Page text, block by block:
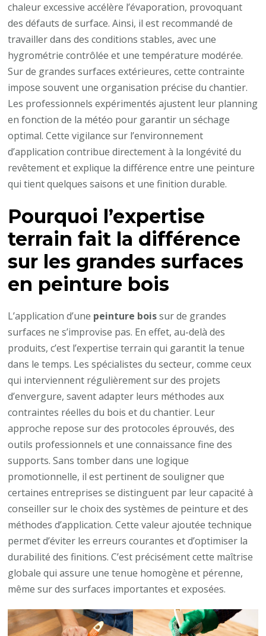
chaleur excessive accélère l’évaporation, provoquant
des défauts de surface. Ainsi, il est recommandé de
travailler dans des conditions stables, avec une
hygrométrie contrôlée et une température modérée.
Sur de grandes surfaces extérieures, cette contrainte
impose souvent une organisation précise du chantier.
Les professionnels expérimentés ajustent leur planning
en fonction de la météo pour garantir un séchage
optimal. Cette vigilance sur l’environnement
d’application contribue directement à la longévité du
revêtement et explique la différence entre une peinture
qui tient quelques saisons et une finition durable.
Pourquoi l’expertise
terrain fait la différence
sur les grandes surfaces
en peinture bois
L’application d’une peinture boissur de grandes
surfaces ne s’improvise pas. En effet, au-delà des
produits, c’est l’expertise terrain qui garantit la tenue
dans le temps. Les spécialistes du secteur, comme ceux
qui interviennent régulièrement sur des projets
d’envergure, savent adapter leurs méthodes aux
contraintes réelles du bois et du chantier. Leur
approche repose sur des protocoles éprouvés, des
outils professionnels et une connaissance fine des
supports. Sans tomber dans une logique
promotionnelle, il est pertinent de souligner que
certaines entreprises se distinguent par leur capacité à
conseiller sur le choix des systèmes de peinture et des
méthodes d’application. Cette valeur ajoutée technique
permet d’éviter les erreurs courantes et d’optimiser la
durabilité des finitions. C’est précisément cette maîtrise
globale qui assure une tenue homogène et pérenne,
même sur des surfaces importantes et exposées.